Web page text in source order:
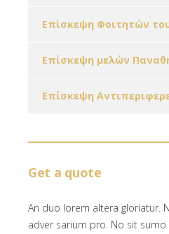
Επίσκεψη
Get a quote
An duo lorem altera gloriatur.
adver sarium pro. No sit sumo